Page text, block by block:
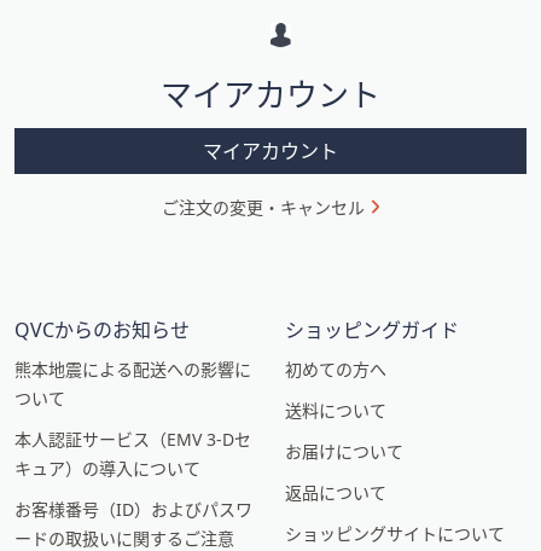
ン
マイアカウント
マイアカウント
ご注文の変更・キャンセル
QVCからのお知らせ
熊本地震による配送への影響に
ついて
本人認証サービス（EMV 3-Dセ
キュア）の導入について
お客様番号（ID）およびパスワ
ードの取扱いに関するご注意
ショッピングガイド
初めての方へ
送料について
お届けについて
返品について
ショッピングサイトについて